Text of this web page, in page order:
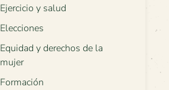
Ejercicio y salud
Elecciones
Equidad y derechos de la
mujer
Formación